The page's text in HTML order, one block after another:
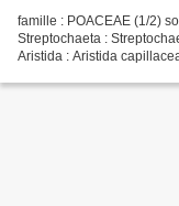
famille : POACEAE (1/2)
Streptochaeta :
Aristida : Aristida